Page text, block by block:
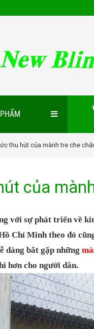
thu hút của mành tre che
của
với sự phát triển về
Chí Minh theo đó
dàng bắt gặp những
hơn cho người dân.